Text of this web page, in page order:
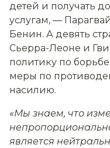
детей и получать
услугам, —
Бенин. А девять
Сьерра-Леоне и
политику по
меры по
насилию.
«Мы знаем, что
является